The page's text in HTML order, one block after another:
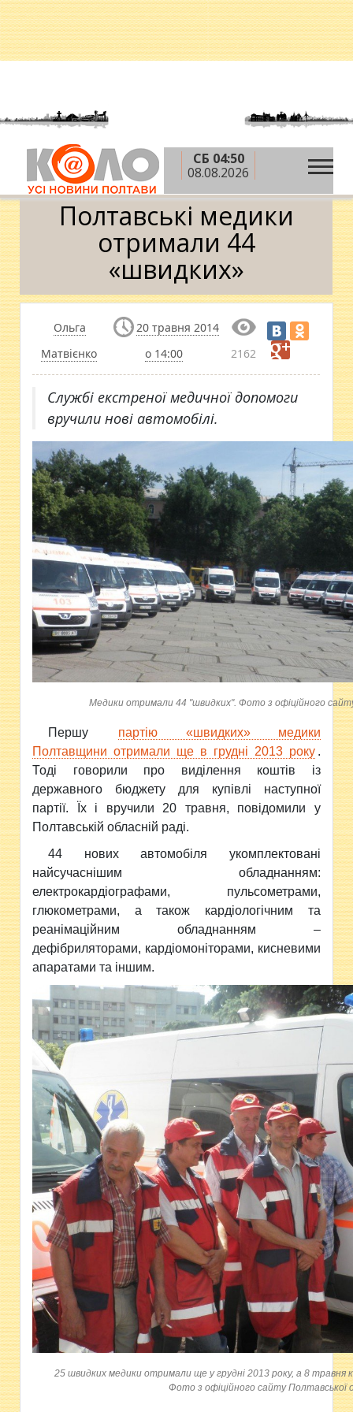
СБ 04:50
08.08.2026
Головна » Новини » Новини медицини
»Полтавські медики отримали 44 «швидких»
Полтавські медики
отримали 44
«швидких»
Ольга
Матвієнко
20 травня 2014
о 14:00
2162
Службі екстреної медичної допомоги
вручили нові автомобілі.
Медики отримали 44 "швидких". Фото з офіційного
Першу
партію «швидких» медики
Полтавщини отримали ще в грудні 2013 року .
Тоді говорили про виділення коштів із
державного бюджету для купівлі наступної
партії. Їх і вручили 20 травня, повідомили у
Полтавській обласній раді.
44 нових автомобіля укомплектовані
найсучаснішим обладнанням:
електрокардіографами, пульсометрами,
глюкометрами, а також кардіологічним та
реанімаційним обладнанням –
дефібриляторами, кардіомоніторами, кисневими
апаратами та іншим.
25 швидких медики отримали ще у грудні 2013 року, а 8 травня
Фото з офіційного сайту Полтавської